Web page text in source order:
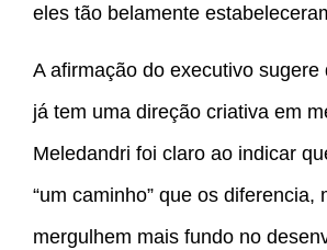
eles tão belamente
A afirmação do executivo sugere
já tem uma direção criativa em
Meledandri foi claro ao indicar
“um caminho” que os diferencia,
mergulhem mais fundo no